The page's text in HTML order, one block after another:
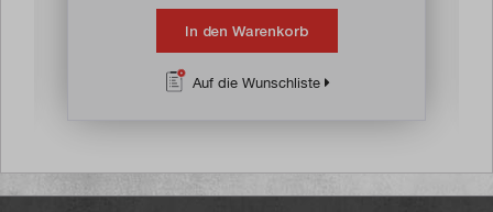
In den Warenkorb
Auf die Wunschliste